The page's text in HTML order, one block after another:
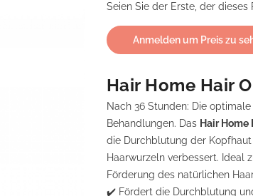
Seien Sie der Erste, der
Anmelden um Preis zu
Hair Home Hair
Nach 36 Stunden: Die
Behandlungen. Das Hair Home
die Durchblutung der
Haarwurzeln verbessert. Ideal
Förderung des natürlichen
✔️ Fördert die Durchblutung